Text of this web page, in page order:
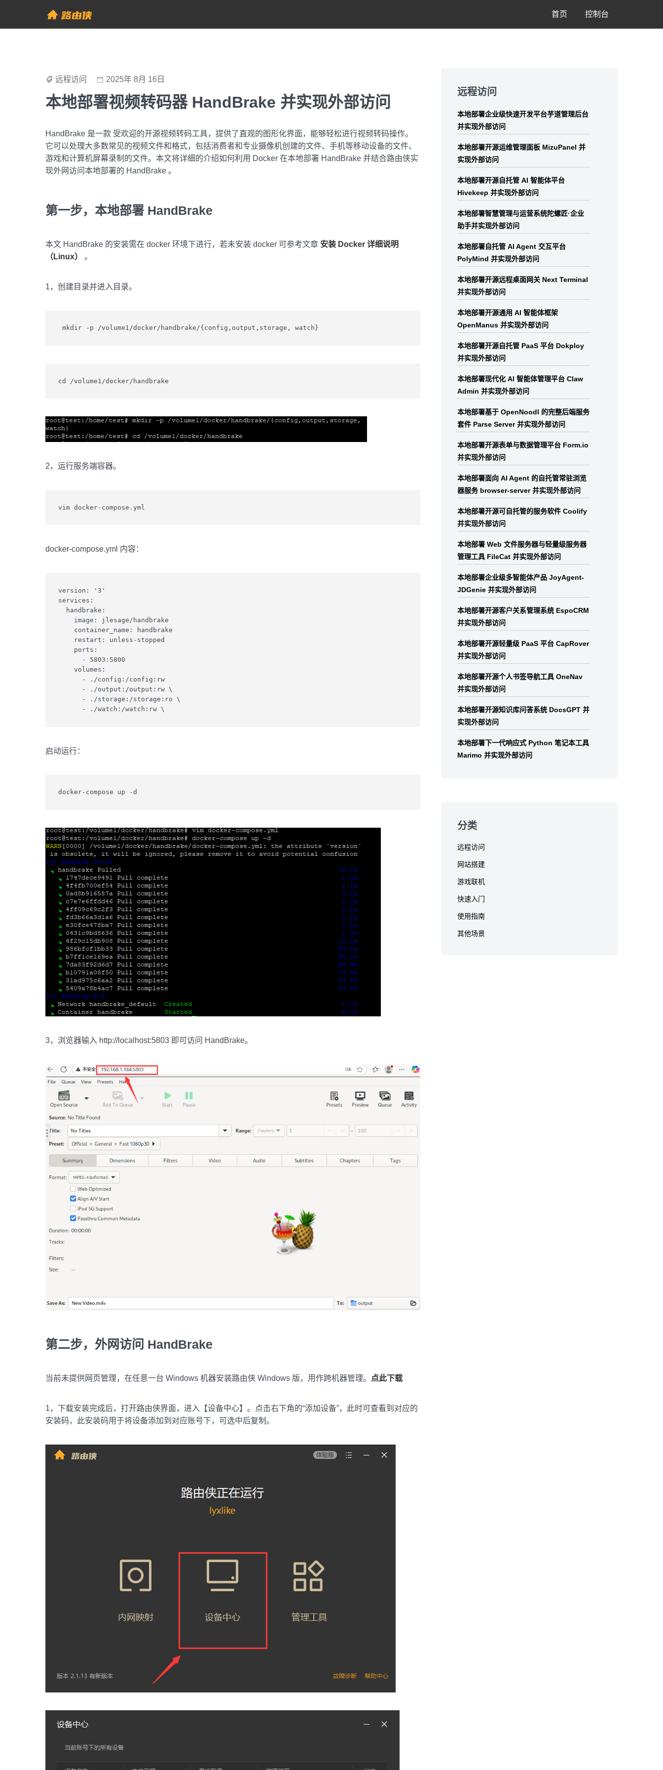
content
帮助中心 - 路由侠
首页 控制台
远程访问 2025年 8月 16日
本地部署视频转码器 HandBrake 并实现外部访问
HandBrake 是一款 受欢迎的开源视频转码工具，提供了直观的图形化界面，能够轻松进行视频转码操作。
它可以处理大多数常见的视频文件和格式，包括消费者和专业摄像机创建的文件、手机等移动设备的文件、
游戏和计算机屏幕录制的文件。本文将详细的介绍如何利用 Docker 在本地部署 HandBrake 并结合路由侠实
现外网访问本地部署的 HandBrake 。
第一步，本地部署 HandBrake
本文 HandBrake 的安装需在 docker 环境下进行，若未安装 docker 可参考文章 安装 Docker 详细说明
（Linux）
。
1，创建目录并进入目录。
mkdir -p /volume1/docker/handbrake/{config,output,storage, watch}
cd /volume1/docker/handbrake
2，运行服务端容器。
vim docker-compose.yml
docker-compose.yml 内容：
version: '3'
services:
  handbrake:
    image: jlesage/handbrake
    container_name: handbrake
    restart: unless-stopped
    ports:
      - 5803:5800
    volumes:
      - ./config:/config:rw
      - ./output:/output:rw \
      - ./storage:/storage:ro \
启动运行：
docker-compose up -d
3，浏览器输入 http://localhost:5803 即可访问 HandBrake。
第二步，外网访问 HandBrake
当前未提供网页管理，在任意一台 Windows 机器安装路由侠 Windows 版，用作跨机器管理。 点此下载
1，下载安装完成后，打开路由侠界面，进入【设备中心】。点击右下角的“添加设备”，此时可查看到对应的
安装码，此安装码用于将设备添加到对应账号下，可选中后复制。
footer
远程访问
本地部署企业级快速开发平台芋道管理后台
并实现外部访问
本地部署开源运维管理面板 MizuPanel 并
实现外部访问
本地部署开源自托管 AI 智能体平台
Hivekeep 并实现外部访问
本地部署智慧管理与运营系统陀螺匠·企业
助手并实现外部访问
本地部署自托管 AI Agent 交互平台
PolyMind 并实现外部访问
本地部署开源远程桌面网关 Next Terminal
并实现外部访问
本地部署开源通用 AI 智能体框架
OpenManus 并实现外部访问
本地部署开源自托管 PaaS 平台 Dokploy
并实现外部访问
本地部署现代化 AI 智能体管理平台 Claw
Admin 并实现外部访问
本地部署基于 OpenNoodl 的完整后端服务
套件 Parse Server 并实现外部访问
本地部署开源表单与数据管理平台 Form.io
并实现外部访问
本地部署面向 AI Agent 的自托管常驻浏览
器服务 browser-server 并实现外部访问
本地部署开源可自托管的服务软件 Coolify
并实现外部访问
本地部署 Web 文件服务器与轻量级服务器
管理工具 FileCat 并实现外部访问
本地部署企业级多智能体产品 JoyAgent-
JDGenie 并实现外部访问
本地部署开源客户关系管理系统 EspoCRM
并实现外部访问
本地部署开源轻量级 PaaS 平台 CapRover
并实现外部访问
本地部署开源个人书签导航工具 OneNav
并实现外部访问
本地部署开源知识库问答系统 DocsGPT 并
实现外部访问
本地部署下一代响应式 Python 笔记本工具
Marimo 并实现外部访问
分类
远程访问
网站搭建
游戏联机
快速入门
使用指南
其他场景